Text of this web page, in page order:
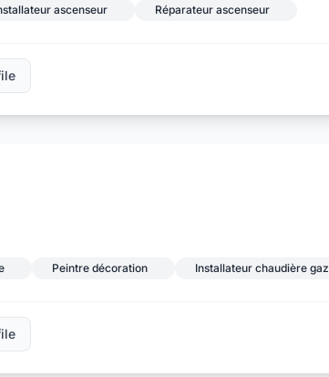
ascenseur Réparateur ascenseur
Peintre décoration Installateur chaudière gaz